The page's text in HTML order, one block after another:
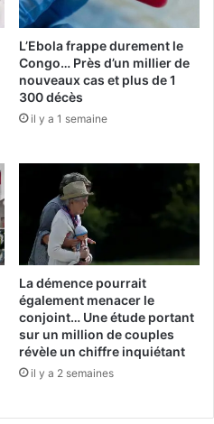
L’Ebola frappe durement le
Congo… Près d’un millier de
nouveaux cas et plus de 1
300 décès
il y a 1 semaine
La démence pourrait
également menacer le
conjoint… Une étude portant
sur un million de couples
révèle un chiffre inquiétant
il y a 2 semaines